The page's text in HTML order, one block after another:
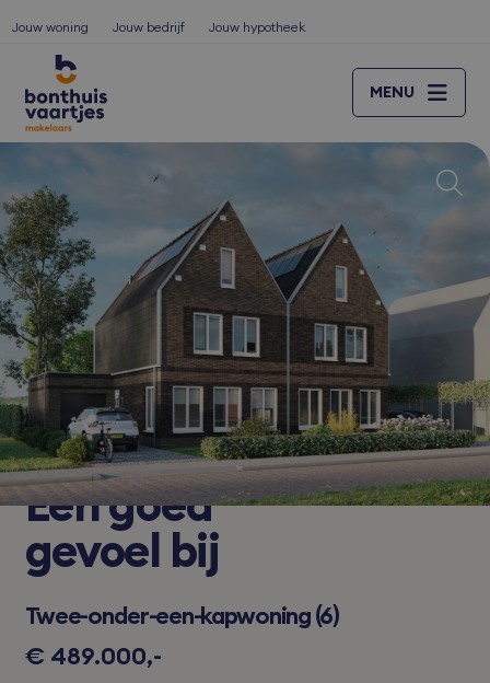
Jouw woning Jouw bedrijf Jouw hypotheek
MENU
Eengoed
gevoel bij
Twee-onder-een-kapwoning (6)
€ 489.000,-